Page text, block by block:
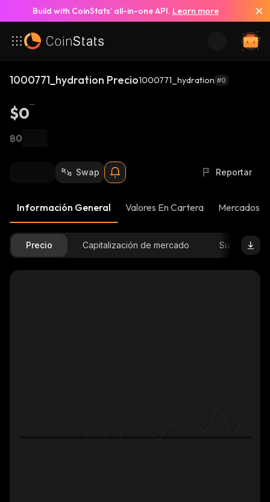
Build with CoinStats’ all-in-one API. Learn more
1000771_hydration Precio1000771_hydration #0
$0
฿0
Swap Reportar
Información General Valores En Cartera Mercados
Precio Capitalización de mercado Suministro